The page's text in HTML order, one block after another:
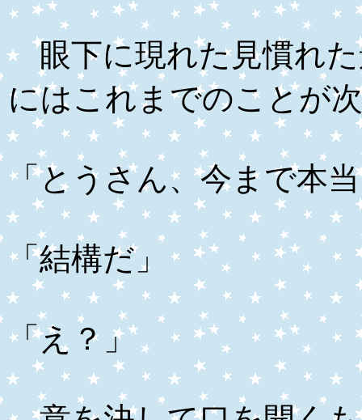
眼下に現れた見慣れた
にはこれまでのことが
「とうさん、今まで本
「結構だ」
「え？」